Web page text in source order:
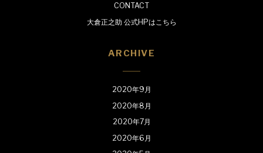
CONTACT
大倉正之助 公式HPはこちら
ARCHIVE
2020年9月
2020年8月
2020年7月
2020年6月